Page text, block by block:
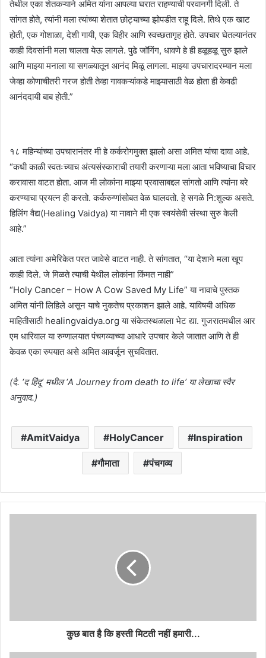
तेथील एका शेतकऱ्याने अमित यांना आपल्या घरात राहण्याची परवानगी दिली. ते
सांगत होते, त्यांनी मला त्यांच्या शेतात छोट्याच्या झोपडीत राहू दिले. तिथे एक खाट
होती, एक गोशाळा, देशी गायी, एक विहीर आणि स्वच्छतागृह होते. उपचार घेतल्यानंतर
काही दिवसांनी मला चालता येऊ लागले. पुढे जॉगिंग, धावणे हे ही हळूहळू सुरु झाले
आणि माझ्या मनाला या सगळ्यातून आनंद मिळू लागला. माझ्या उपचारादरम्यान मला
जेव्हा कोणाचीतरी गरज होती तेव्हा गावकऱ्यांकडे माझ्यासाठी वेळ होता ही केवढी
आनंददायी बाब होती.”
१८ महिन्यांच्या उपचारानंतर मी हे कर्करोगमुक्त झालो असा अमित यांचा दावा आहे.
“कधी काळी स्वतःच्याच अंत्यसंस्काराची तयारी करणाऱ्या मला आता भविष्याचा विचार
करावासा वाटत होता. आज मी लोकांना माझ्या प्रवासाबद्दल सांगतो आणि त्यांना बरे
करण्याचा प्रयत्न ही करतो. कर्करुग्णांसोबत वेळ घालवतो. हे सगळे नि:शुल्क असते.
हिलिंग वैद्य(Healing Vaidya) या नावाने मी एक स्वयंसेवी संस्था सुरु केली
आहे.”
आता त्यांना अमेरिकेत परत जावेसे वाटत नाही. ते सांगतात, “या देशाने मला खूप
काही दिले. जे मिळते त्याची येथील लोकांना किंमत नाही”
“Holy Cancer – How A Cow Saved My Life” या नावाचे पुस्तक
अमित यांनी लिहिले असून याचे नुकतेच प्रकाशन झाले आहे. याविषयी अधिक
माहितीसाठी healingvaidya.org या संकेतस्थळाला भेट द्या. गुजरातमधील आर
एम धारिवाल या रुग्णालयात पंचगव्याच्या आधारे उपचार केले जातात आणि ते ही
केवळ एका रुपयात असे अमित आवर्जून सुचवितात.
(दै. ‘द हिंदू’ मधील ‘A Journey from death to life’ या लेखाचा स्वैर
अनुवाद.)
AmitVaidya HolyCancer Inspiration
गौमाता पंचगव्य
कुछ बात है कि हस्ती मिटती नहीं हमारी...